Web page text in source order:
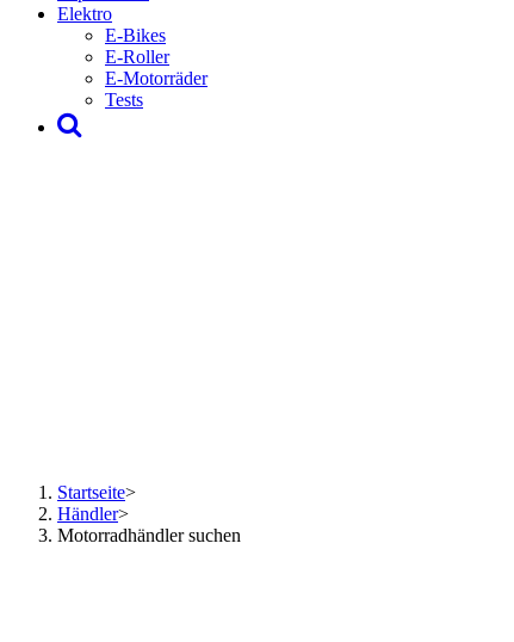
Elektro
E-Bikes
E-Roller
E-Motorräder
Tests
Startseite>
Händler>
Motorradhändler suchen